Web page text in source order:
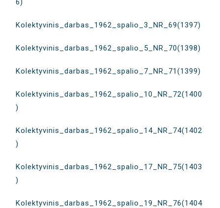
6)
Kolektyvinis_darbas_1962_spalio_3_NR_69(1397)
Kolektyvinis_darbas_1962_spalio_5_NR_70(1398)
Kolektyvinis_darbas_1962_spalio_7_NR_71(1399)
Kolektyvinis_darbas_1962_spalio_10_NR_72(1400
)
Kolektyvinis_darbas_1962_spalio_14_NR_74(1402
)
Kolektyvinis_darbas_1962_spalio_17_NR_75(1403
)
Kolektyvinis_darbas_1962_spalio_19_NR_76(1404